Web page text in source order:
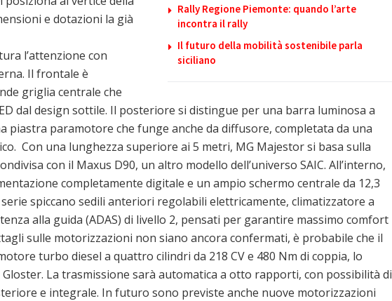
Rally Regione Piemonte: quando l’arte
incontra il rally
Il futuro della mobilità sostenibile parla
siciliano
e dotazioni la già
l’attenzione con
Il frontale è
griglia centrale che
dal design sottile. Il posteriore si distingue per una barra luminosa a
piastra paramotore che funge anche da diffusore, completata da una
Con una lunghezza superiore ai 5 metri, MG Majestor si basa sulla
con il Maxus D90, un altro modello dell’universo SAIC. All’interno,
completamente digitale e un ampio schermo centrale da 12,3
spiccano sedili anteriori regolabili elettricamente, climatizzatore a
alla guida (ADAS) di livello 2, pensati per garantire massimo comfort
sulle motorizzazioni non siano ancora confermati, è probabile che il
turbo diesel a quattro cilindri da 218 CV e 480 Nm di coppia, lo
La trasmissione sarà automatica a otto rapporti, con possibilità di
e integrale. In futuro sono previste anche nuove motorizzazioni